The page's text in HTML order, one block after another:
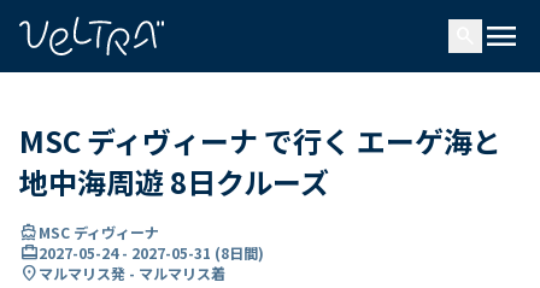
menu
MSC ディヴィーナ で行く エーゲ海と
地中海周遊 8日クルーズ
directions_boatMSC ディヴィーナ
card_travel2027-05-24- 2027-05-31 (8日間)
location_onマルマリス発 - マルマリス着